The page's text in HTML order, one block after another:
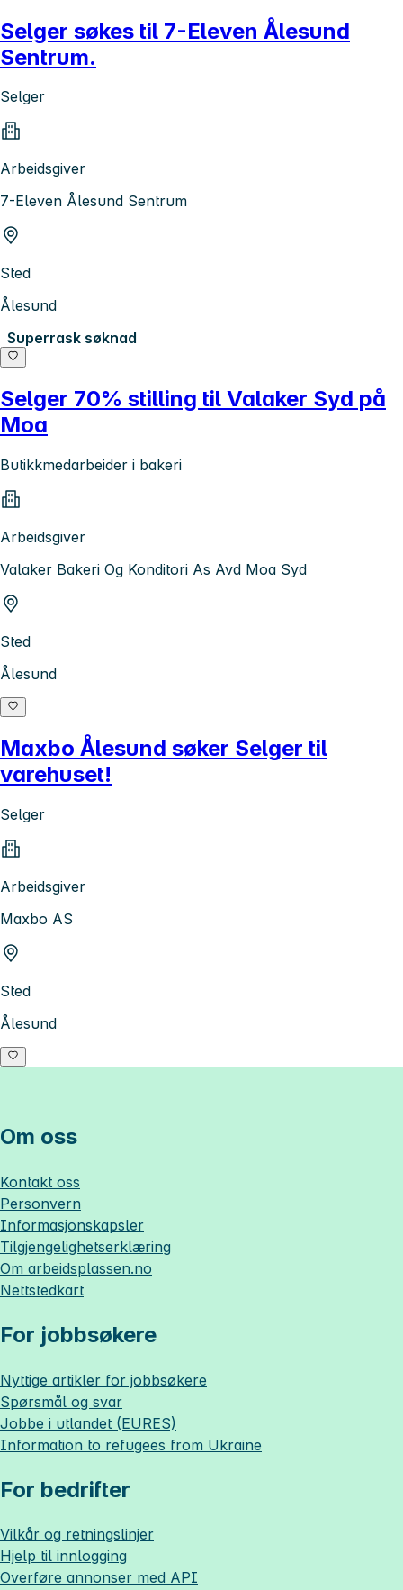
Selger søkes til 7-Eleven Ålesund
Sentrum.
Selger
Arbeidsgiver
7-Eleven Ålesund Sentrum
Sted
Ålesund
Superrask søknad
Selger 70% stilling til Valaker Syd på
Moa
Butikkmedarbeider i bakeri
Arbeidsgiver
Valaker Bakeri Og Konditori As Avd Moa Syd
Sted
Ålesund
Maxbo Ålesund søker Selger til
varehuset!
Selger
Arbeidsgiver
Maxbo AS
Sted
Ålesund
Om oss
Kontakt oss
Personvern
Informasjonskapsler
Tilgjengelighetserklæring
Om arbeidsplassen.no
Nettstedkart
For jobbsøkere
Nyttige artikler for jobbsøkere
Spørsmål og svar
Jobbe i utlandet (EURES)
Information to refugees from Ukraine
For bedrifter
Vilkår og retningslinjer
Hjelp til innlogging
Overføre annonser med API